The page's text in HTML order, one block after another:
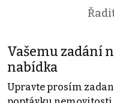
Vašemu zadání
nabídka
Upravte prosím